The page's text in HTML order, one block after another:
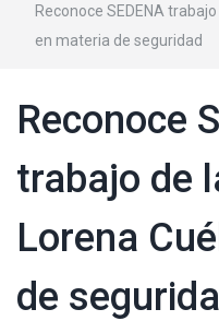
Reconoce SEDENA
en materia de seguridad
Reconoce
trabajo de
Lorena
de